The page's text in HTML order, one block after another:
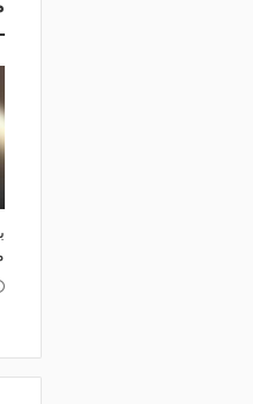
يذهب لريال مدريد؟.. السيتي